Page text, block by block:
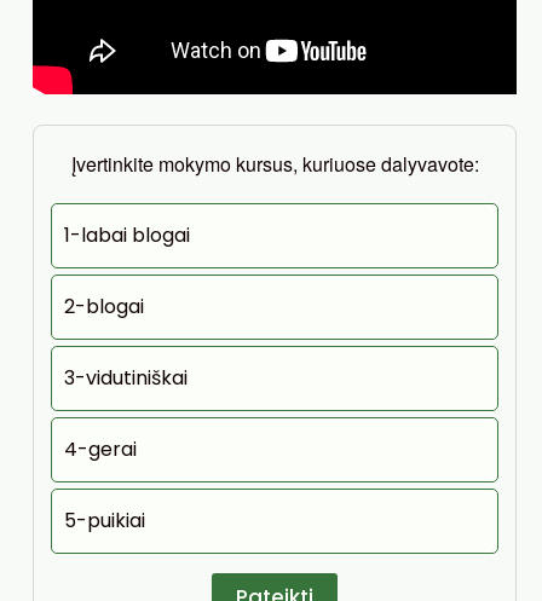
Įvertinkite mokymo kursus, kuriuose dalyvavote:
1-labai blogai
2-blogai
3-vidutiniškai
4-gerai
5-puikiai